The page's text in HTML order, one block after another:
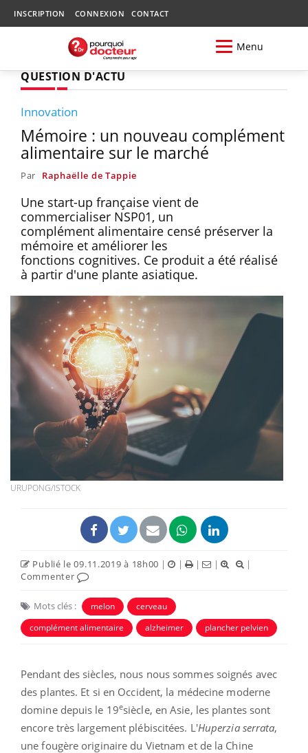
INSCRIPTION CONNEXION CONTACT
Menu
QUESTION D'ACTU
Innovation
Mémoire : un nouveau complément
alimentaire sur le marché
Par Raphaëlle de Tappie
Une start-up française vient de
commercialiser NSP01, un
complément alimentaire censé préserver la
mémoire et améliorer les
fonctions cognitives. Ce produit a été réalisé
à partir d'une plante asiatique.
URUPONG/ISTOCK
Publié le 09.11.2019 à 18h00 | | | |
|
Commenter
Mots clés : melon
cerveau
complément alimentaire
alzheimer plancher pelvien
Pendant des siècles, nous nous sommes soignés avec
des plantes. Et si en Occident, la médecine moderne
domine depuis le 19esiècle, en Asie, les plantes sont
encore très largement plébiscitées. L'Huperzia serrata,
une fougère originaire du Vietnam et de la Chine